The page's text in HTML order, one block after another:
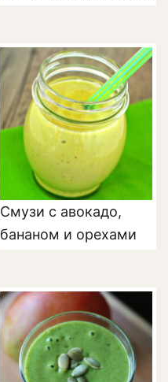
Смузи с авокадо,
бананом и орехами